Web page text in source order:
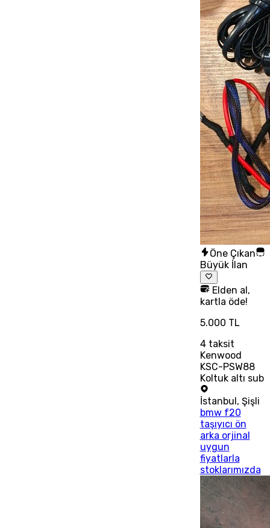
Öne Çıkan
Büyük İlan
Elden al,
kartla öde!
5.000 TL
4taksit
Kenwood
KSC-PSW88
Koltuk altı sub
İstanbul , Şişli
bmw f20
taşıyıcı ön
arka orjinal
uygun
fiyatlarla
stoklarımızda